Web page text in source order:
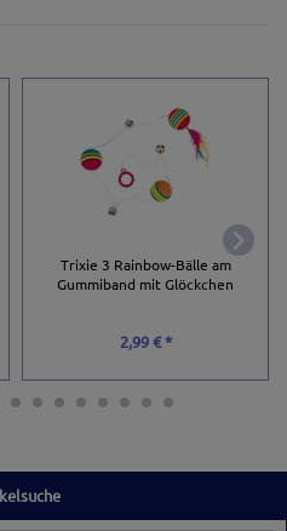
Trixie 3 Rainbow-Bälle am
Gummiband mit Glöckchen
2,99 € *